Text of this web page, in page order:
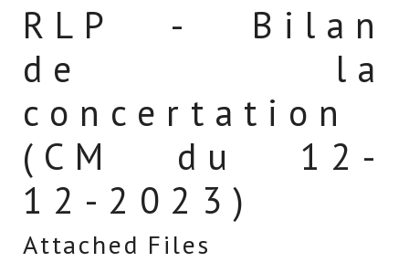
RLP - Bilan
de la
concertation
(CM du 12-
12-2023)
Attached Files